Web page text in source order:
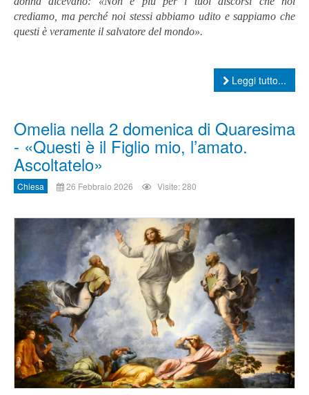
crediamo, ma perché noi stessi abbiamo udito e sappiamo che
questi è veramente il salvatore del mondo».
Leggi tutto...
Omelia nella 2 domenica di Quaresima
- «Questi è il Figlio mio, l’amato.
Ascoltatelo»
Chiesa 26 Febbraio 2026 Visite: 280